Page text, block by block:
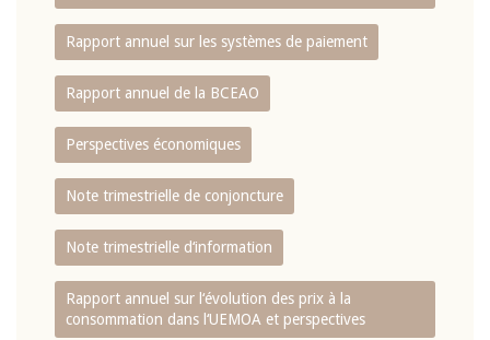
Rapport annuel sur les systèmes de paiement
Rapport annuel de la BCEAO
Perspectives économiques
Note trimestrielle de conjoncture
Note trimestrielle d‘information
Rapport annuel sur l‘évolution des prix à la
consommation dans l‘UEMOA et perspectives